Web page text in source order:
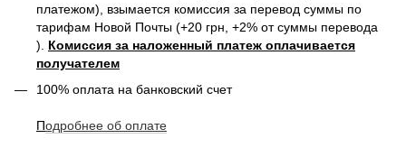
платежом), взымается комиссия за перевод суммы по
тарифам Новой Почты (+20 грн, +2% от суммы перевода
). Комиссия за наложенный платеж оплачивается
получателем
100% оплата на банковский счет
Подробнее об оплате